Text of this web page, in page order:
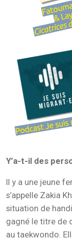
Y’a-t-il des
Il y a une jeune
s’appelle Zakia
situation de
gagné le titre de
au taekwondo.